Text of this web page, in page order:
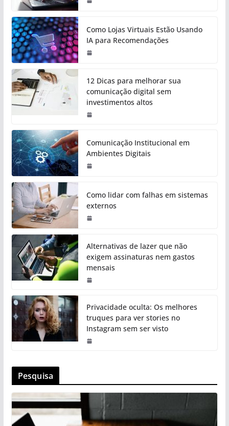
Como Lojas Virtuais Estão Usando
IA para Recomendações
12 Dicas para melhorar sua
comunicação digital sem
investimentos altos
Comunicação Institucional em
Ambientes Digitais
Como lidar com falhas em sistemas
externos
Alternativas de lazer que não
exigem assinaturas nem gastos
mensais
Privacidade oculta: Os melhores
truques para ver stories no
Instagram sem ser visto
Pesquisa